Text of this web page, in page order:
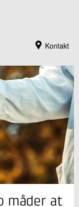
Kontakt
måder at